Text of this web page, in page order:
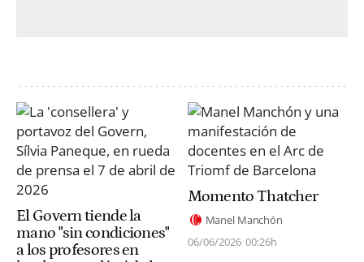
El Govern tiende la
mano "sin condiciones"
a los profesores en
Momento Thatcher
Manel Manchón
06/06/2026 00:26h